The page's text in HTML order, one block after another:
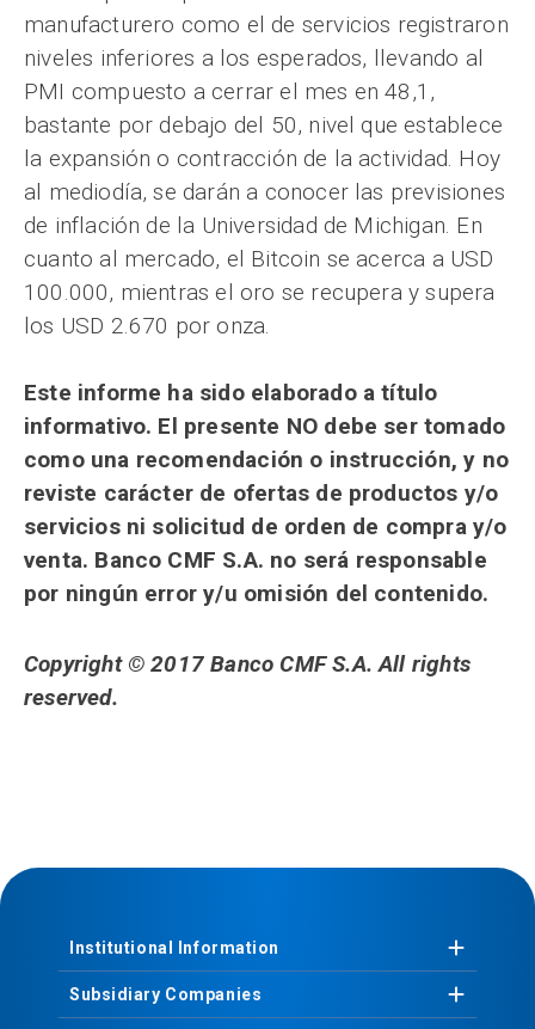
manufacturero como el de servicios registraron
niveles inferiores a los esperados, llevando al
PMI compuesto a cerrar el mes en 48,1,
bastante por debajo del 50, nivel que establece
la expansión o contracción de la actividad. Hoy
al mediodía, se darán a conocer las previsiones
de inflación de la Universidad de Michigan. En
cuanto al mercado, el Bitcoin se acerca a USD
100.000, mientras el oro se recupera y supera
los USD 2.670 por onza.
Este informe ha sido elaborado a título
informativo. El presente NO debe ser tomado
como una recomendación o instrucción, y no
reviste carácter de ofertas de productos y/o
servicios ni solicitud de orden de compra y/o
venta. Banco CMF S.A. no será responsable
por ningún error y/u omisión del contenido.
Copyright © 2017 Banco CMF S.A. All rights
reserved.
Institutional Information
Subsidiary Companies